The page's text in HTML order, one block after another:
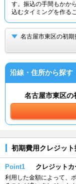
す。振込の手間もかか
込むタイミングを作る
名古屋市東区の初
沿線・住所から探す
名古屋市東区の
初期費用クレジッ
Point1 クレジット
利用した金額によって、